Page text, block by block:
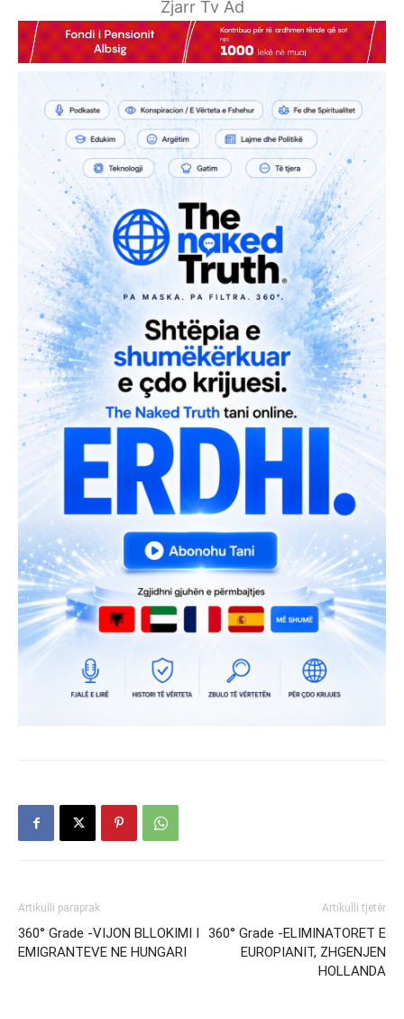
Zjarr Tv Ad
Artikulli paraprak
360° Grade -VIJON BLLOKIMI I
EMIGRANTEVE NE HUNGARI
Artikulli tjetër
360° Grade -ELIMINATORET E
EUROPIANIT, ZHGENJEN
HOLLANDA